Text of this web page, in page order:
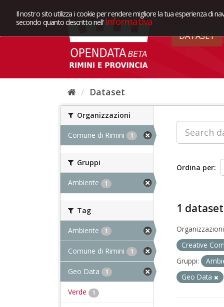
Il nostro sito utilizza i cookie per rendere migliore la tua esperienza di
secondo quanto descritto nell' Informativa
DATASET
Dataset
Organizzazioni
Comune di Rimini 1
Gruppi
Ambiente 1
Tag
Ambiente 1
Comune di Rimini 1
Geo Data 1
Verde 1
Ordina per
1
Creative
Gruppi:
Geo Data